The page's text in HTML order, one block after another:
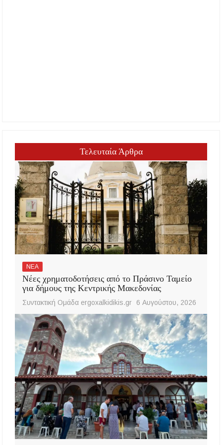
Τελευταία Άρθρα
ΝΕΑ
Νέες χρηματοδοτήσεις από το Πράσινο Ταμείο
για δήμους της Κεντρικής Μακεδονίας
Συντακτική Ομάδα ergoxalkidikis.gr 6 Αυγούστου, 2026